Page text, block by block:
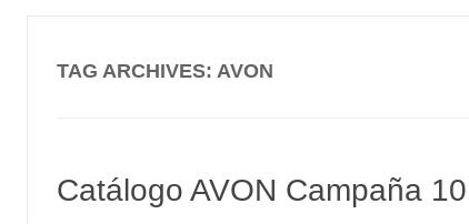
TAG ARCHIVES: AVON
Catálogo AVON Campaña